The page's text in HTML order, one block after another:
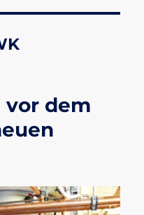
dem